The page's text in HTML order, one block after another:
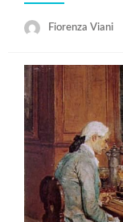
Fiorenza Viani